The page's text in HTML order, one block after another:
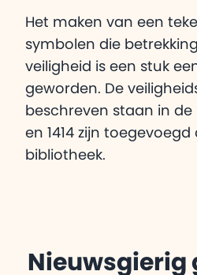
Het maken van een
symbolen die
veiligheid is een stuk
geworden. De
beschreven staan in de
en 1414 zijn toegevoegd
bibliotheek.
Nieuwsgierig